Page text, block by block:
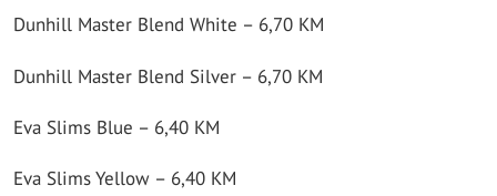
Dunhill Master Blend White – 6,70 KM
Dunhill Master Blend Silver – 6,70 KM
Eva Slims Blue – 6,40 KM
Eva Slims Yellow – 6,40 KM